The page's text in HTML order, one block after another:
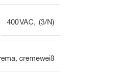
400 VAC, (3/N)
, cremeweiß